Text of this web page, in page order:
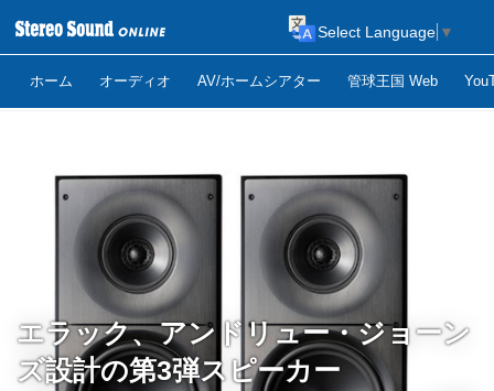
ホーム オーディオ AV/ホームシアター 管球王国 Web
Select Language ▼
エラック、アンドリュー・ジョーン
ズ設計の第3弾スピーカー